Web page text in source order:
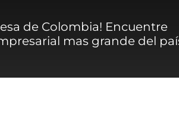
de Colombia! Encuentre
mas grande del